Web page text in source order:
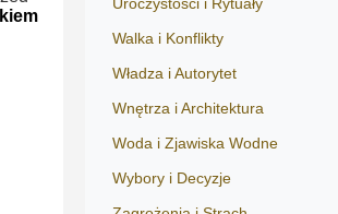
Walka i Konflikty
Władza i Autorytet
Wnętrza i Architektura
Woda i Zjawiska Wodne
Wybory i Decyzje